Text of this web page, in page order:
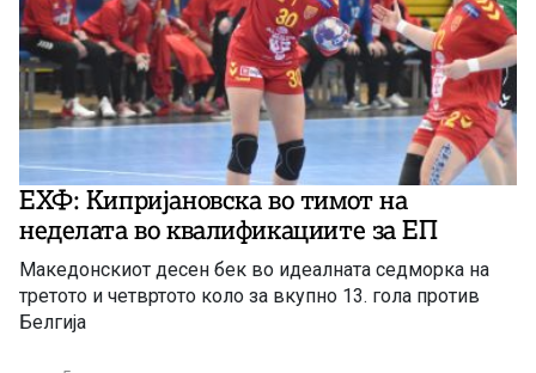
ЕХФ: Кипријановска во тимот на
неделата во квалификациите за ЕП
Македонскиот десен бек во идеалната седморка на
третото и четвртото коло за вкупно 13. гола против
Белгија